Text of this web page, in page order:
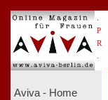
P
R
Aviva - Home